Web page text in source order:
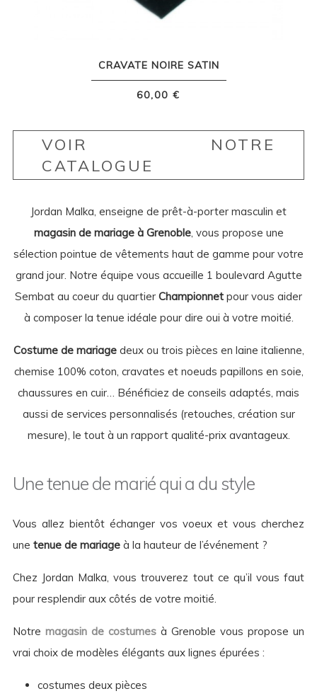
CRAVATE NOIRE SATIN
60,00 €
VOIR NOTRE
CATALOGUE
Jordan Malka, enseigne de prêt-à-porter masculin et
magasin de mariage à Grenoble, vous propose une
sélection pointue de vêtements haut de gamme pour votre
grand jour. Notre équipe vous accueille 1 boulevard Agutte
Sembat au coeur du quartier Championnet pour vous aider
à composer la tenue idéale pour dire oui à votre moitié.
Costume de mariagedeux ou trois pièces en laine italienne,
chemise 100% coton, cravates et noeuds papillons en soie,
chaussures en cuir… Bénéficiez de conseils adaptés, mais
aussi de services personnalisés (retouches, création sur
mesure), le tout à un rapport qualité-prix avantageux.
Une tenue de marié qui a du style
Vous allez bientôt échanger vos voeux et vous cherchez
une tenue de mariage à la hauteur de l’événement ?
Chez Jordan Malka, vous trouverez tout ce qu’il vous faut
pour resplendir aux côtés de votre moitié.
Notre magasin de costumes à Grenoble vous propose un
vrai choix de modèles élégants aux lignes épurées :
costumes deux pièces